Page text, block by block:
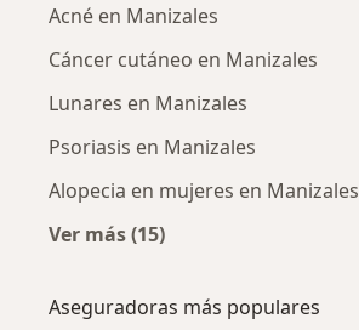
Acné en Manizales
Cáncer cutáneo en Manizales
Lunares en Manizales
Psoriasis en Manizales
Alopecia en mujeres en Manizales
Ver más (15)
Aseguradoras más populares